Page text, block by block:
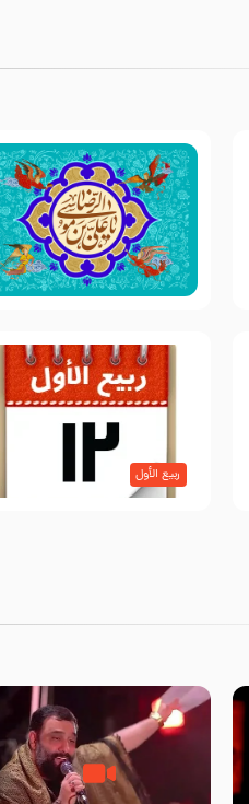
ربیع الأول